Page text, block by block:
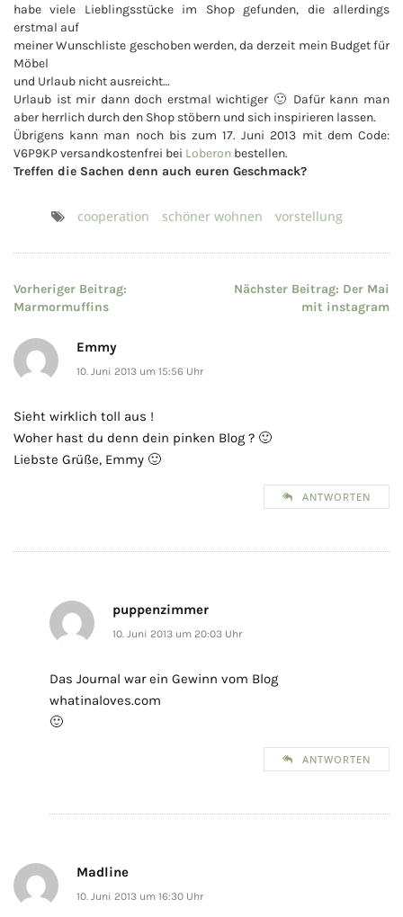
habe viele Lieblingsstücke im Shop gefunden, die allerdings
erstmal auf
meiner Wunschliste geschoben werden, da derzeit mein Budget für
Möbel
und Urlaub nicht ausreicht…
Urlaub ist mir dann doch erstmal wichtiger 🙂 Dafür kann man
aber herrlich durch den Shop stöbern und sich inspirieren lassen.
Übrigens kann man noch bis zum 17. Juni 2013 mit dem Code:
V6P9KP versandkostenfrei bei Loberon bestellen.
Treffen die Sachen denn auch euren Geschmack?
cooperation schöner wohnen vorstellung
Beitragsnavigation
Vorheriger Beitrag:
Marmormuffins
Nächster Beitrag: Der Mai
mit instagram
Emmy
10. Juni 2013 um 15:56 Uhr
Sieht wirklich toll aus !
Woher hast du denn dein pinken Blog ? 🙂
Liebste Grüße, Emmy 🙂
ANTWORTEN
puppenzimmer
10. Juni 2013 um 20:03 Uhr
Das Journal war ein Gewinn vom Blog
whatinaloves.com
🙂
ANTWORTEN
Madline
10. Juni 2013 um 16:30 Uhr